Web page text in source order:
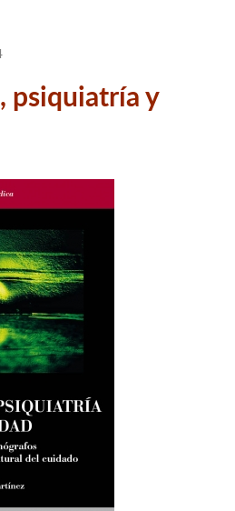
psiquiatría y